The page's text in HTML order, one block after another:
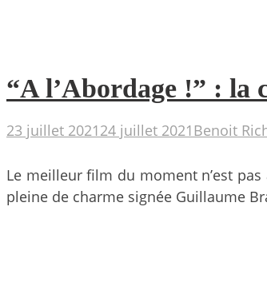
“A l’Abordage !” : la
23 juillet 202124 juillet 2021 Benoit
Le meilleur film du moment n’est pas
pleine de charme signée Guillaume